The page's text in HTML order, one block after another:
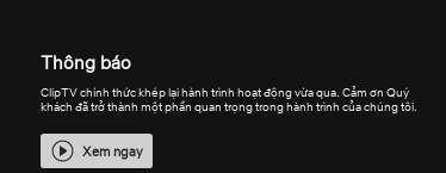
Thông báo
ClipTV chính thức khép lại hành trình hoạt động vừa qua. Cảm ơn Quý
khách đã trở thành một phần quan trọng trong hành trình của chúng tôi.
Xem ngay